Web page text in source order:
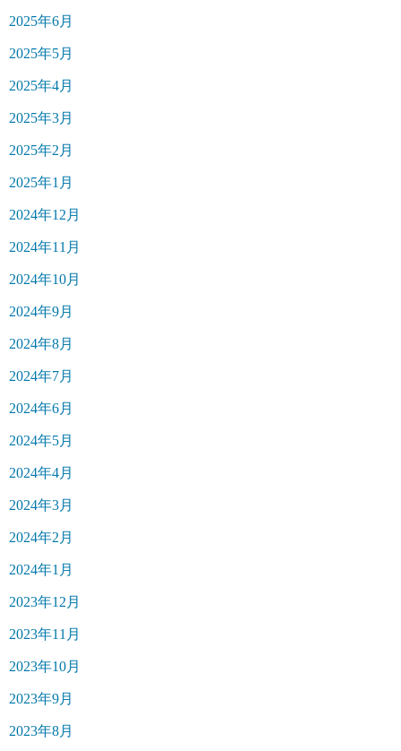
2025年6月
2025年5月
2025年4月
2025年3月
2025年2月
2025年1月
2024年12月
2024年11月
2024年10月
2024年9月
2024年8月
2024年7月
2024年6月
2024年5月
2024年4月
2024年3月
2024年2月
2024年1月
2023年12月
2023年11月
2023年10月
2023年9月
2023年8月